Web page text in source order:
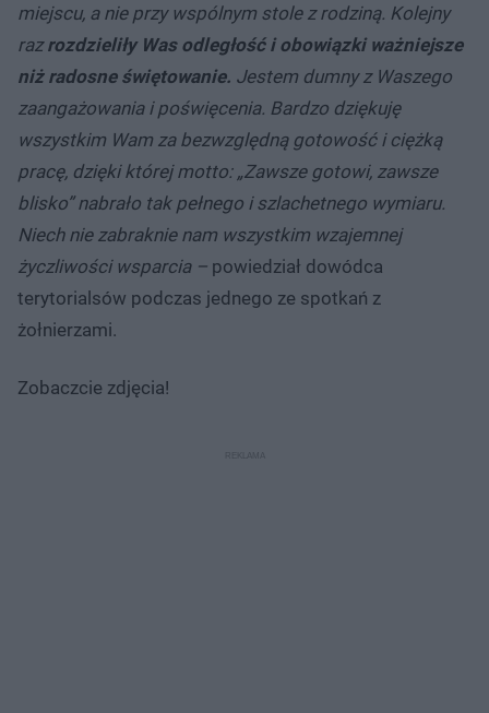
miejscu, a nie przy wspólnym stole z rodziną. Kolejny
razrozdzieliły Was odległość i obowiązki ważniejsze
niż radosne świętowanie. Jestem dumny z Waszego
zaangażowania i poświęcenia. Bardzo dziękuję
wszystkim Wam za bezwzględną gotowość i ciężką
pracę, dzięki której motto: „Zawsze gotowi, zawsze
blisko” nabrało tak pełnego i szlachetnego wymiaru.
Niech nie zabraknie nam wszystkim wzajemnej
życzliwości wsparcia – powiedział dowódca
terytorialsów podczas jednego ze spotkań z
żołnierzami.
Zobaczcie zdjęcia!